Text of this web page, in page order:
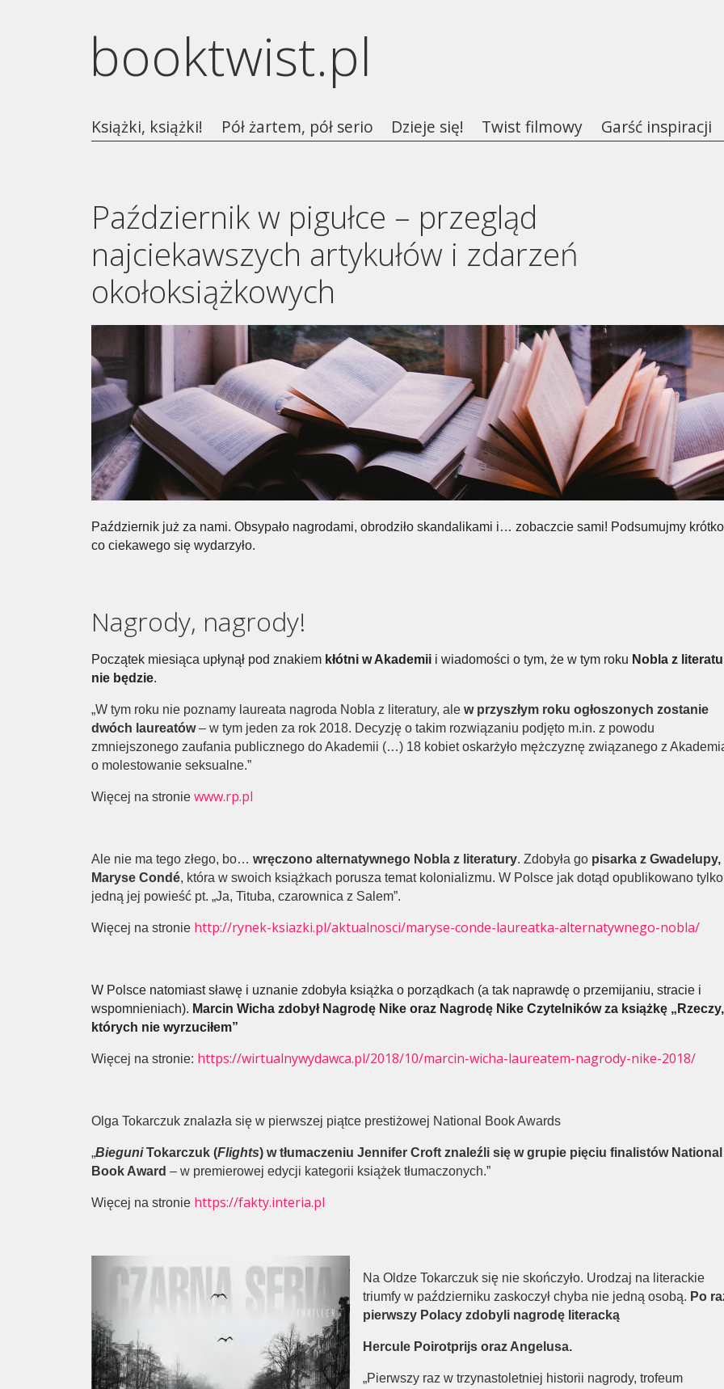
booktwist.pl
Książki, książki! Pół żartem, pół serio Dzieje się! Twist filmowy Garść inspiracji
Październik w pigułce – przegląd
najciekawszych artykułów i zdarzeń
okołoksiążkowych
Październik już za nami. Obsypało nagrodami, obrodziło skandalikami i… zobaczcie sami! Podsumujmy
co ciekawego się wydarzyło.
Nagrody, nagrody!
Początek miesiąca upłynął pod znakiem kłótni w Akademii i wiadomości o tym, że w tym roku Nobla z
nie będzie.
„W tym roku nie poznamy laureata nagroda Nobla z literatury, alew przyszłym roku ogłoszonych zostanie
dwóch laureatów– w tym jeden za rok 2018. Decyzję o takim rozwiązaniu podjęto m.in. z powodu
zmniejszonego zaufania publicznego do Akademii (…) 18 kobiet oskarżyło mężczyznę związanego z
o molestowanie seksualne.”
Więcej na stroniewww.rp.pl
Ale nie ma tego złego, bo…wręczono alternatywnego Nobla z literatury. Zdobyła go pisarka z Gwadelupy,
Maryse Condé, która w swoich książkach porusza temat kolonializmu. W Polsce jak dotąd opublikowano tylko
jedną jej powieść pt. „Ja, Tituba, czarownica z Salem”.
Więcej na stronie http://rynek-ksiazki.pl/aktualnosci/maryse-conde-laureatka-alternatywnego-nobla/
W Polsce natomiast sławę i uznanie zdobyła książka o porządkach (a tak naprawdę o przemijaniu, stracie i
wspomnieniach). Marcin Wicha zdobył Nagrodę Nike oraz Nagrodę Nike Czytelników za książkę „Rzeczy,
których nie wyrzuciłem”
Więcej na stronie: https://wirtualnywydawca.pl/2018/10/marcin-wicha-laureatem-nagrody-nike-2018/
Olga Tokarczuk znalazła się w pierwszej piątce prestiżowej National Book Awards
„BieguniTokarczuk (Flights) w tłumaczeniu Jennifer Croft znaleźli się w grupie pięciu finalistów National
Book Award – w premierowej edycji kategorii książek tłumaczonych.”
Więcej na stronie https://fakty.interia.pl
Na Oldze Tokarczuk się nie skończyło. Urodzaj na literackie
triumfy w październiku zaskoczył chyba nie jedną osobą. Po
pierwszy Polacy zdobyli nagrodę literacką
Hercule Poirotprijs oraz Angelusa.
„Pierwszy raz w trzynastoletniej historii nagrody, trofeum